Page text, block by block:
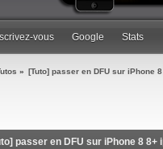
vous Google Stats
» [Tuto] passer en DFU sur iPhone
passer en DFU sur iPhone 8 8+